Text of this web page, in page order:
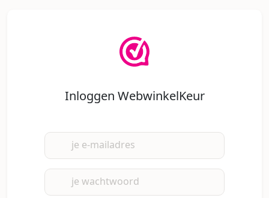
Inloggen WebwinkelKeur
je e-mailadres
je wachtwoord